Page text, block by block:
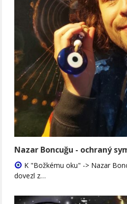
Nazar Boncuğu - ochraný
K "Božkému oku" -> Nazar
dovezl z…